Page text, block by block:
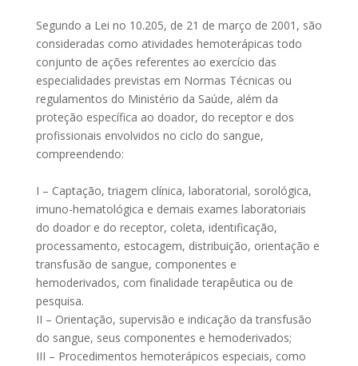
Segundo a Lei no 10.205, de 21 de março de 2001, são
consideradas como atividades hemoterápicas todo
conjunto de ações referentes ao exercício das
especialidades previstas em Normas Técnicas ou
regulamentos do Ministério da Saúde, além da
proteção específica ao doador, do receptor e dos
profissionais envolvidos no ciclo do sangue,
compreendendo:
I – Captação, triagem clínica, laboratorial, sorológica,
imuno-hematológica e demais exames laboratoriais
do doador e do receptor, coleta, identificação,
processamento, estocagem, distribuição, orientação e
transfusão de sangue, componentes e
hemoderivados, com finalidade terapêutica ou de
pesquisa.
II – Orientação, supervisão e indicação da transfusão
do sangue, seus componentes e hemoderivados;
III – Procedimentos hemoterápicos especiais, como